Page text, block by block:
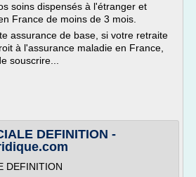
soins dispensés à l'étranger et
France de moins de 3 mois.
assurance de base, si votre retraite
à l'assurance maladie en France,
souscrire...
DEFINITION -
DEFINITION